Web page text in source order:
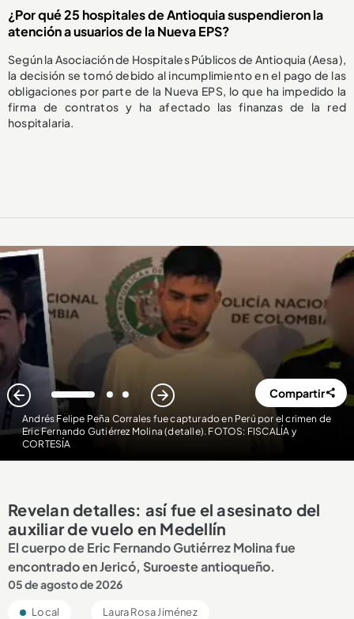
¿Por qué 25 hospitales de Antioquia suspendieron la
atención a usuarios de la Nueva EPS?
Según la Asociación de Hospitales Públicos de Antioquia (Aesa),
la decisión se tomó debido al incumplimiento en el pago de las
obligaciones por parte de la Nueva EPS, lo que ha impedido la
firma de contratos y ha afectado las finanzas de la red
hospitalaria.
Andrés Felipe Peña Corrales fue capturado en Perú por el crimen de
Eric Fernando Gutiérrez Molina (detalle). FOTOS: FISCALÍA y
CORTESÍA
1 2 3 Compartir
Revelan detalles: así fue el asesinato del
auxiliar de vuelo en Medellín
El cuerpo de Eric Fernando Gutiérrez Molina fue
encontrado en Jericó, Suroeste antioqueño.
05 de agosto de 2026
Local Laura Rosa Jiménez